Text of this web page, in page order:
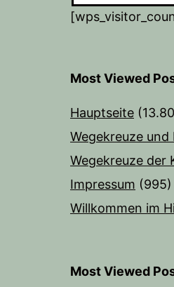
Most Viewed
Hauptseite
Wegekreuze
Wegekreuze der
Impressum (995)
Willkommen im
Most Viewed